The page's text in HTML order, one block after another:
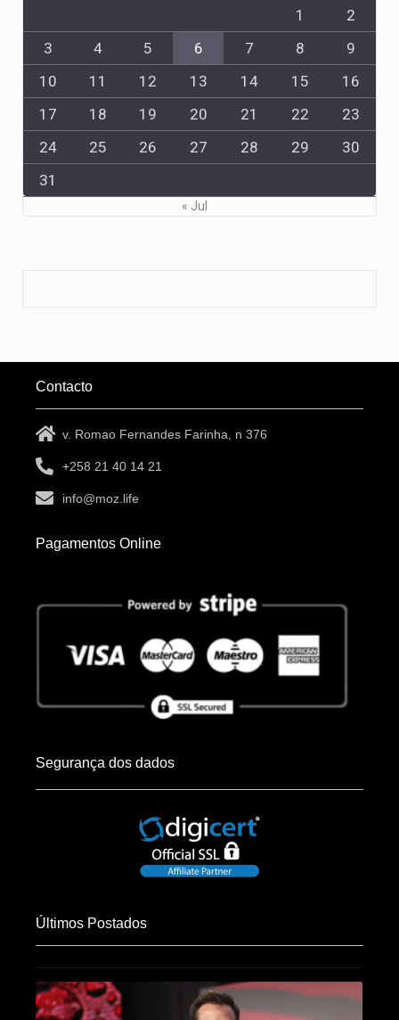
1
2
3
4 5 6 7 8
9
10
11 12 13 14 15
16
17
18 19 20 21 22
23
24
25 26 27 28 29
30
31
« Jul
Contacto
v. Romao Fernandes Farinha, n 376
+258 21 40 14 21
info@moz.life
Pagamentos Online
Segurança dos dados
Últimos Postados